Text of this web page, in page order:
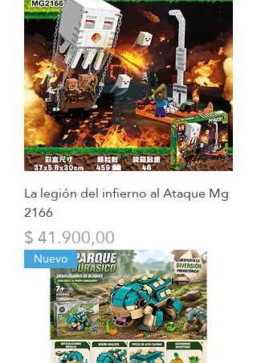
La legión del infierno al Ataque Mg
2166
Precio
$ 41.900,00
Nuevo